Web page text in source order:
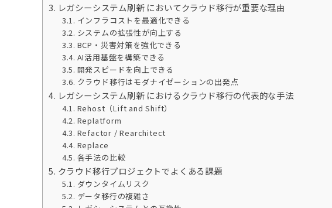
レガシーシステム刷新 においてクラウド移行が重要な理由
インフラコストを最適化できる
システムの拡張性が向上する
BCP・災害対策を強化できる
AI活用基盤を構築できる
開発スピードを向上できる
クラウド移行はモダナイゼーションの出発点
レガシーシステム刷新 におけるクラウド移行の代表的な手法
Rehost（Lift and Shift）
Replatform
Refactor / Rearchitect
Replace
各手法の比較
クラウド移行プロジェクトでよくある課題
ダウンタイムリスク
データ移行の複雑さ